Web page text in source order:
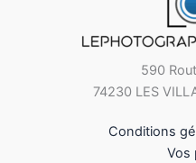
590
74230 LES
Conditions
Vos